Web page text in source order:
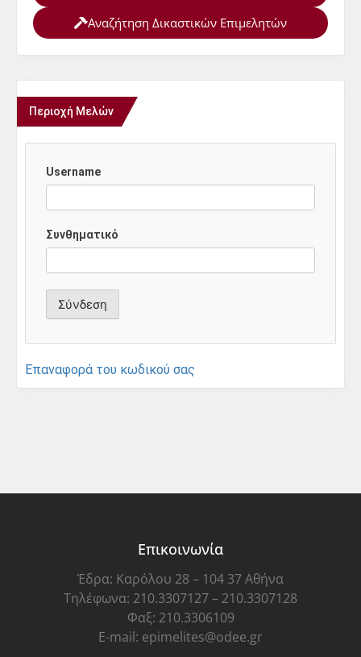
Αναζήτηση Δικαστικών Επιμελητών
Περιοχή Μελών
Username
Συνθηματικό
Επαναφορά του κωδικού σας
Επικοινωνία
Έδρα: Καρόλου 28 – 104 37 Αθήνα
Τηλέφωνα: 210.3307127 – 210.3307128
Φαξ: 210.3306109
E-mail: epimelites@odee.gr